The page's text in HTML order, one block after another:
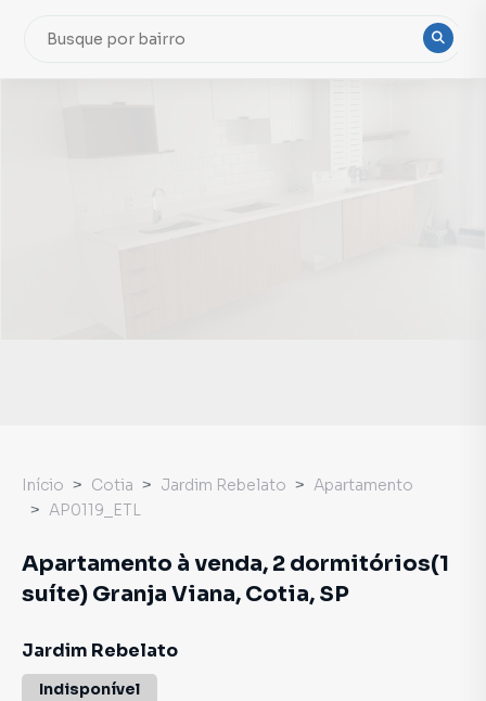
Início Cotia Jardim Rebelato
Apartamento
AP0119_ETL
Apartamento à venda, 2 dormitórios(1
suíte) Granja Viana, Cotia, SP
Jardim Rebelato
Indisponível